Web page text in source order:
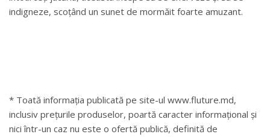
indigneze, scoțând un sunet de mormăit foarte amuzant.
* Toată informația publicată pe site-ul www.fluture.md,
inclusiv prețurile produselor, poartă caracter informațional și
nici într-un caz nu este o ofertă publică, definită de